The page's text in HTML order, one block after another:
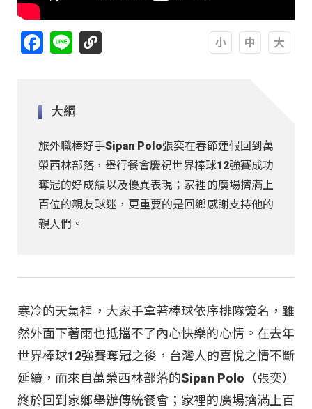
Facebook
Line
大綱
旅外職棒好手Sipan Polo張奕在春節連假回到萬
榮西林部落，舉行餐會慶祝世界棒球12強賽成功
奪冠的好成績以及優異表現；家裡的廣場擠滿上
百位的親友球迷，更重要的是回鄉感謝支持他的
親人們。
寒冷的天氣裡，大家手拿著棒球依序排隊簽名，雖
然外面下著雨也抵擋不了內心快樂的心情。在去年
世界棒球12強賽奪冠之後，台灣人的喜悅之情不斷
延續，而來自萬榮西林部落的Sipan Polo（張奕）
終於回到家鄉舉辦傳統餐會；家裡的廣場擠滿上百